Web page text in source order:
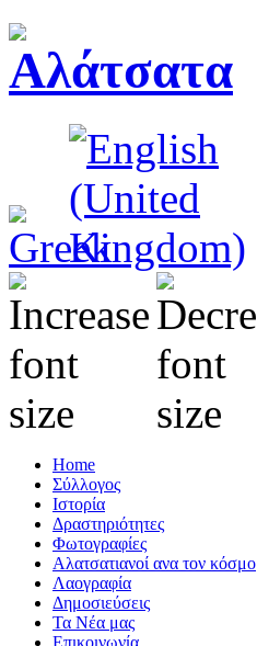
Home
Σύλλογος
Iστορία
Δραστηριότητες
Φωτογραφίες
Αλατσατιανοί ανα τον κόσμο
Λαογραφία
Δημοσιεύσεις
Τα Νέα μας
Επικοινωνία